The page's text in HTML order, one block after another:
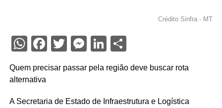
Crédito Sinfra - MT
WhatsApp
Facebook
Twitter
Messenger
LinkedIn
Share
Quem precisar passar pela região deve buscar rota
alternativa
A Secretaria de Estado de Infraestrutura e Logística